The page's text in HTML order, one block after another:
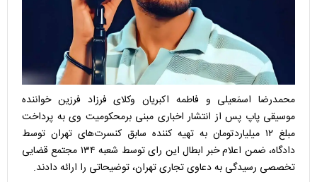
محمدرضا اسمَعیلی و فاطمه اکبریان وکلای فرزاد فرزین خواننده
موسیقی پاپ پس از انتشار اخباری مبنی برمحکومیت وی به پرداخت
مبلغ ۱۲ میلیاردتومان به تهیه کننده سابق کنسرت‌های تهران توسط
دادگاه، ضمن اعلام خبر ابطال این رای توسط شعبه ۱۳۴ مجتمع قضایی
تخصصی رسیدگی به دعاوی تجاری تهران، توضیحاتی را ارائه دادند.